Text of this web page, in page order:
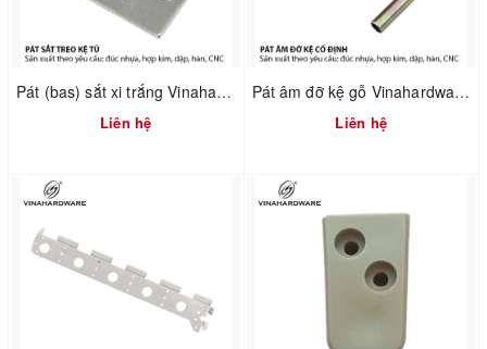
Pát (bas) sắt xi trắng Vinahardware mã 1608.4.60404
Liên hệ
Pát âm đỡ kệ gỗ Vinahardware mã 1608.1.00017
Liên hệ